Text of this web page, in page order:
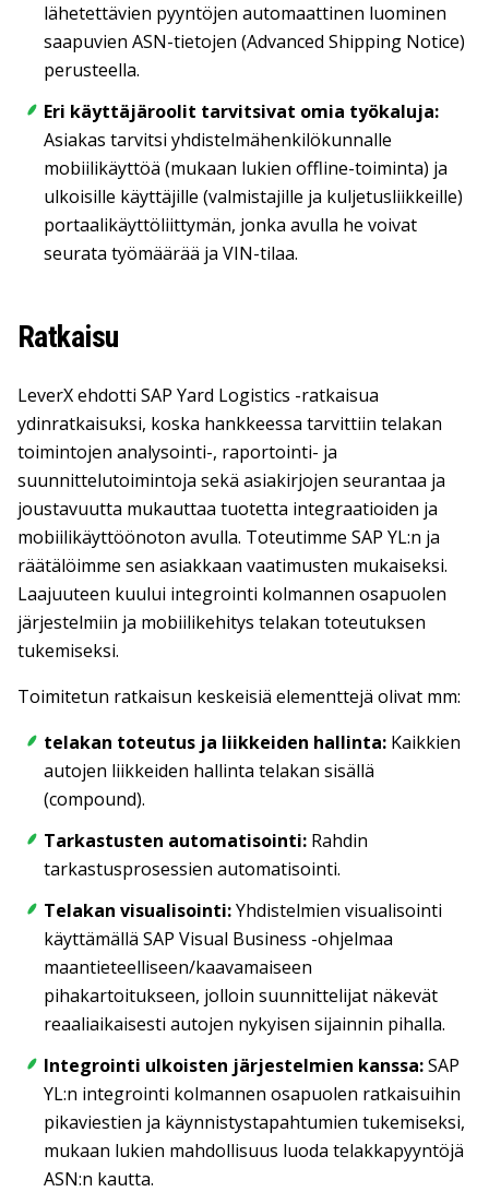
lähetettävien pyyntöjen automaattinen luominen
saapuvien ASN-tietojen (Advanced Shipping Notice)
perusteella.
Eri käyttäjäroolit tarvitsivat omia työkaluja:
Asiakas tarvitsi yhdistelmähenkilökunnalle
mobiilikäyttöä (mukaan lukien offline-toiminta) ja
ulkoisille käyttäjille (valmistajille ja kuljetusliikkeille)
portaalikäyttöliittymän, jonka avulla he voivat
seurata työmäärää ja VIN-tilaa.
Ratkaisu
LeverX ehdotti SAP Yard Logistics -ratkaisua
ydinratkaisuksi, koska hankkeessa tarvittiin telakan
toimintojen analysointi-, raportointi- ja
suunnittelutoimintoja sekä asiakirjojen seurantaa ja
joustavuutta mukauttaa tuotetta integraatioiden ja
mobiilikäyttöönoton avulla. Toteutimme SAP YL:n ja
räätälöimme sen asiakkaan vaatimusten mukaiseksi.
Laajuuteen kuului integrointi kolmannen osapuolen
järjestelmiin ja mobiilikehitys telakan toteutuksen
tukemiseksi.
Toimitetun ratkaisun keskeisiä elementtejä olivat mm:
telakan toteutus ja liikkeiden hallinta: Kaikkien
autojen liikkeiden hallinta telakan sisällä
(compound).
Tarkastusten automatisointi: Rahdin
tarkastusprosessien automatisointi.
Telakan visualisointi:Yhdistelmien visualisointi
käyttämällä SAP Visual Business -ohjelmaa
maantieteelliseen/kaavamaiseen
pihakartoitukseen, jolloin suunnittelijat näkevät
reaaliaikaisesti autojen nykyisen sijainnin pihalla.
Integrointi ulkoisten järjestelmien kanssa:SAP
YL:n integrointi kolmannen osapuolen ratkaisuihin
pikaviestien ja käynnistystapahtumien tukemiseksi,
mukaan lukien mahdollisuus luoda telakkapyyntöjä
ASN:n kautta.